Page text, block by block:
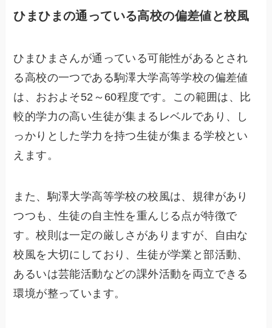
ひまひまの通っている高校の偏差値と校風
ひまひまさんが通っている可能性があるとされ
る高校の一つである駒澤大学高等学校の偏差値
は、おおよそ52～60程度です。この範囲は、比
較的学力の高い生徒が集まるレベルであり、し
っかりとした学力を持つ生徒が集まる学校とい
えます。
また、駒澤大学高等学校の校風は、規律があり
つつも、生徒の自主性を重んじる点が特徴で
す。校則は一定の厳しさがありますが、自由な
校風を大切にしており、生徒が学業と部活動、
あるいは芸能活動などの課外活動を両立できる
環境が整っています。